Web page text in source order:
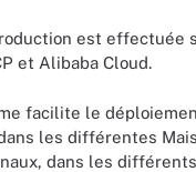
est effectuée
et Alibaba Cloud.
facilite le
les différentes
dans les